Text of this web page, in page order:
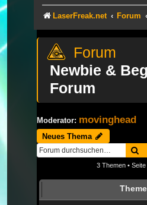
LaserFreak.net Forum
Newbie &
Forum
Moderator: movinghead
Neues Thema
3 Themen • Seite